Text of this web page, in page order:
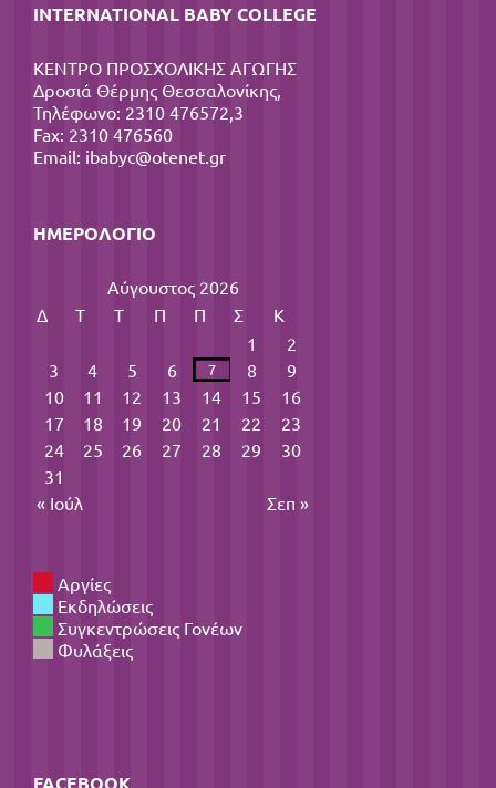
INTERNATIONAL BABY COLLEGE
ΚΕΝΤΡΟ ΠΡΟΣΧΟΛΙΚΗΣ ΑΓΩΓΗΣ
Δροσιά Θέρμης Θεσσαλονίκης,
Τηλέφωνο: 2310 476572,3
Fax: 2310 476560
Email: ibabyc@otenet.gr
ΗΜΕΡΟΛΌΓΙΟ
Αύγουστος 2026
Δ
Τ Τ Π Π Σ
Κ
1
2
3
4 5 6 7 8
9
10
11 12 13 14 15
16
17
18 19 20 21 22
23
24
25 26 27 28 29
30
31
« Ιούλ
Σεπ »
Αργίες
Εκδηλώσεις
Συγκεντρώσεις Γονέων
Φυλάξεις
FACEBOOK